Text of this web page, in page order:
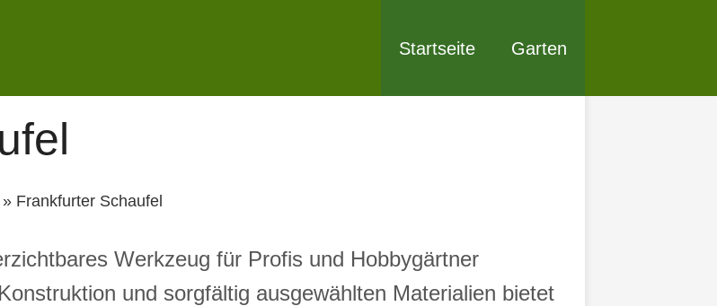
Startseite Garten
» Frankfurter Schaufel
Werkzeug für Profis und Hobbygärtner
und sorgfältig ausgewählten Materialien bietet